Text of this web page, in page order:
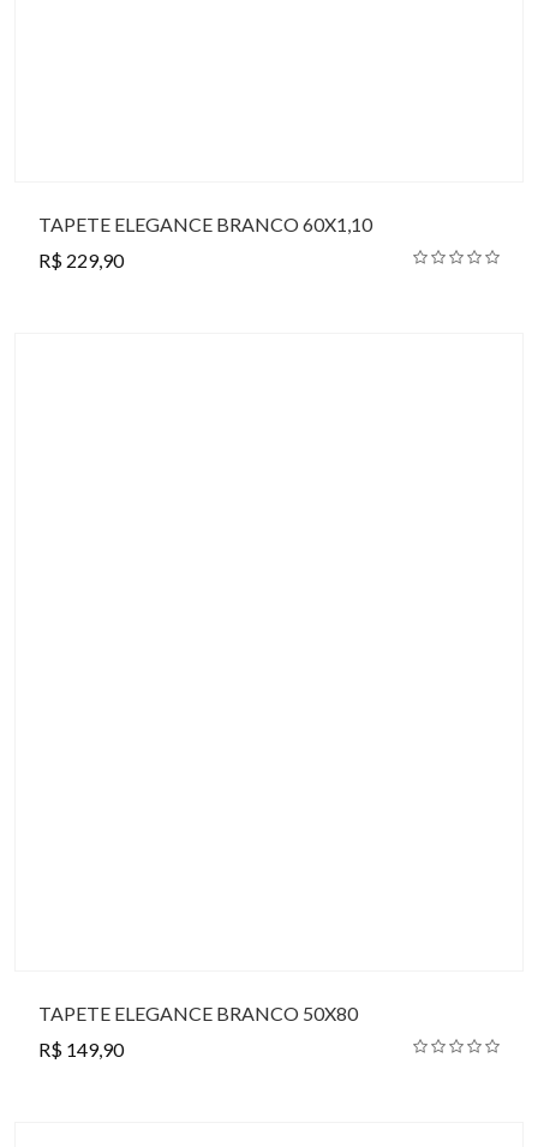
TAPETE ELEGANCE BRANCO 60X1,10
R$ 229,90
TAPETE ELEGANCE BRANCO 50X80
R$ 149,90